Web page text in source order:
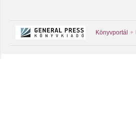
Könyvportál